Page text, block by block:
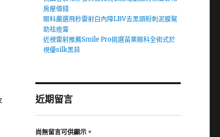
房屋借錢
眼科嚴選飛秒雷射白內障LBV去黑頭粉刺泥膜幫
助祛痘膏
近視雷射推薦Smile Pro挑選苗栗眼科全術式於
視優silk黑蒜
近期留言
尚無留言可供顯示。